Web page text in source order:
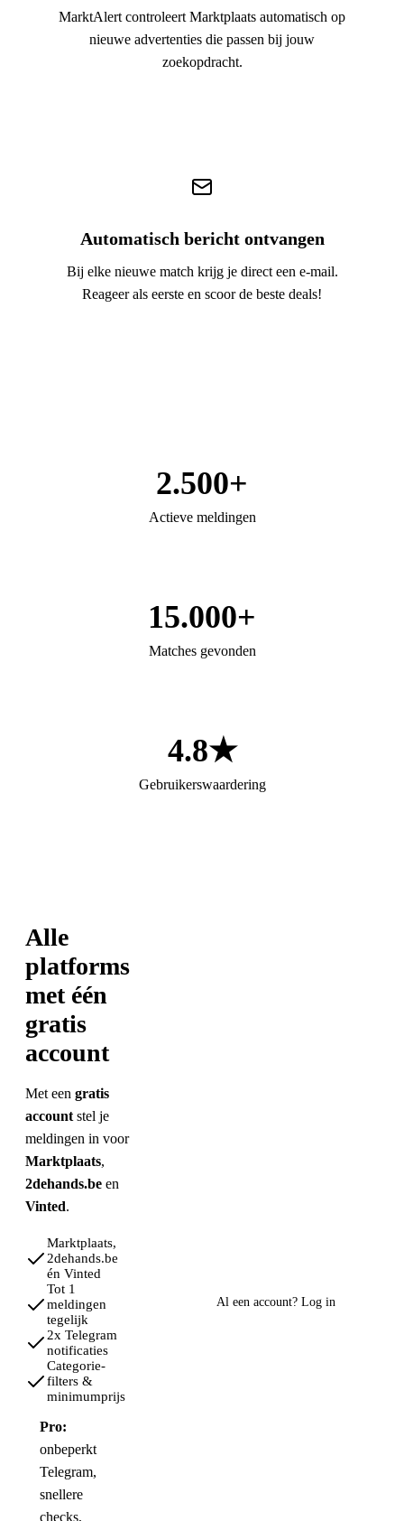
MarktAlert controleert Marktplaats automatisch op
nieuwe advertenties die passen bij jouw
zoekopdracht.
Automatisch bericht ontvangen
Bij elke nieuwe match krijg je direct een e-mail.
Reageer als eerste en scoor de beste deals!
2.500+
Actieve meldingen
15.000+
Matches gevonden
4.8★
Gebruikerswaardering
Alle
platforms
met één
gratis
account
Met een gratis
account stel je
meldingen in voor
Marktplaats,
2dehands.be en
Vinted.
Marktplaats,
2dehands.be
én Vinted
Tot 1
meldingen
tegelijk
2x Telegram
notificaties
Categorie-
filters &
minimumprijs
Pro:
onbeperkt
Telegram,
snellere
checks,
Al een account? Log in